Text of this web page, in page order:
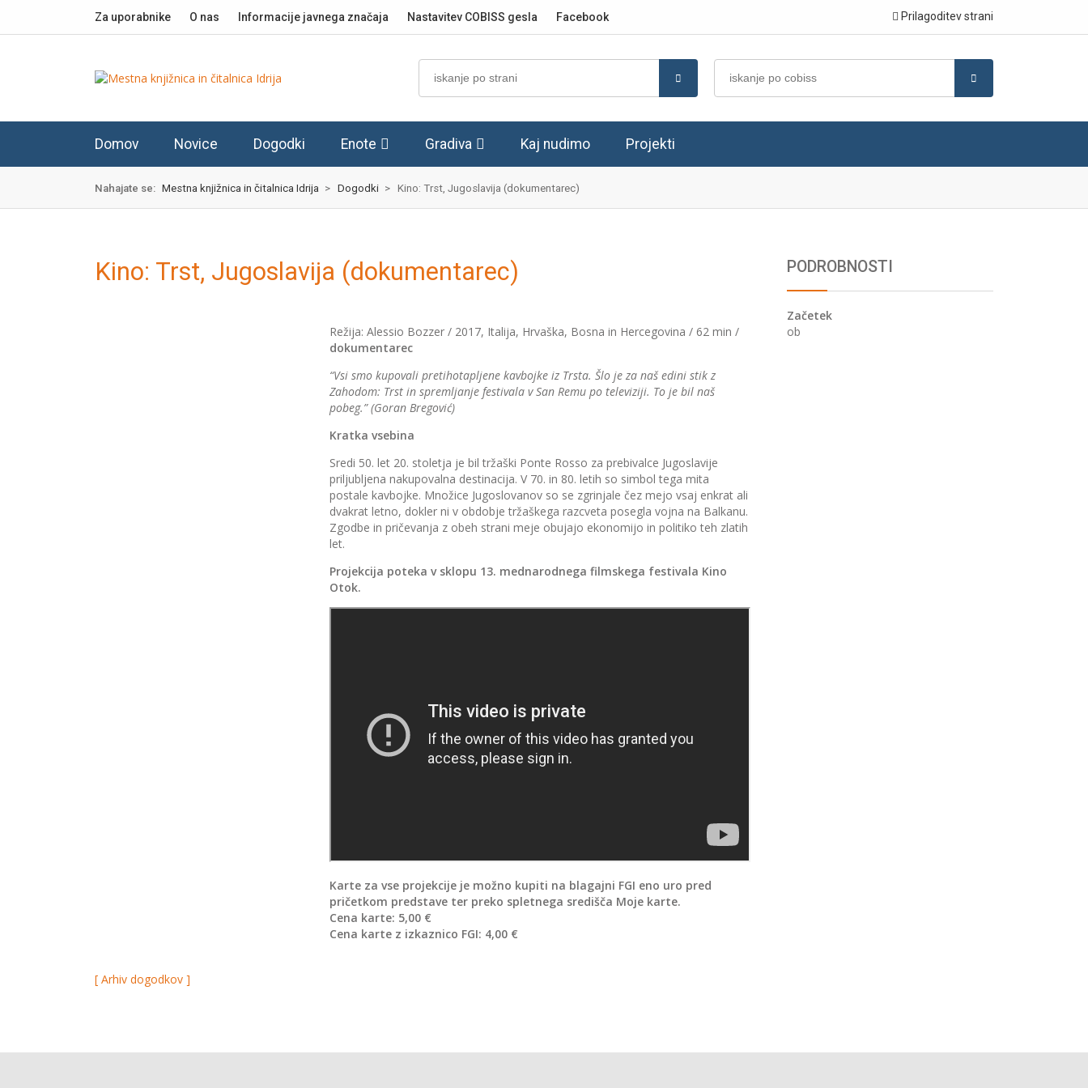
glavno
dostopnosti
Za uporabnike O nas Informacije javnega značaja Nastavitev COBISS gesla Facebook Prilagoditev strani
Domov Novice Dogodki Enote Gradiva Kaj nudimo Projekti
Nahajate se: Mestna knjižnica in čitalnica Idrija > Dogodki > Kino: Trst, Jugoslavija (dokumentarec)
Kino: Trst, Jugoslavija (dokumentarec)
Režija: Alessio Bozzer / 2017, Italija, Hrvaška, Bosna in Hercegovina / 62 min /
dokumentarec
“Vsi smo kupovali pretihotapljene kavbojke iz Trsta. Šlo je za naš edini stik z
Zahodom: Trst in spremljanje festivala v San Remu po televiziji. To je bil naš
pobeg.” (Goran Bregović)
Kratka vsebina
Sredi 50. let 20. stoletja je bil tržaški Ponte Rosso za prebivalce Jugoslavije
priljubljena nakupovalna destinacija. V 70. in 80. letih so simbol tega mita
postale kavbojke. Množice Jugoslovanov so se zgrinjale čez mejo vsaj enkrat ali
dvakrat letno, dokler ni v obdobje tržaškega razcveta posegla vojna na Balkanu.
Zgodbe in pričevanja z obeh strani meje obujajo ekonomijo in politiko teh zlatih
let.
Projekcija poteka v sklopu 13. mednarodnega filmskega festivala Kino
Otok.
Karte za vse projekcije je možno kupiti na blagajni FGI eno uro pred
pričetkom predstave ter preko spletnega središča Moje karte.
Cena karte: 5,00 €
Cena karte z izkaznico FGI: 4,00 €
[ Arhiv dogodkov ]
PODROBNOSTI
Začetek
ob